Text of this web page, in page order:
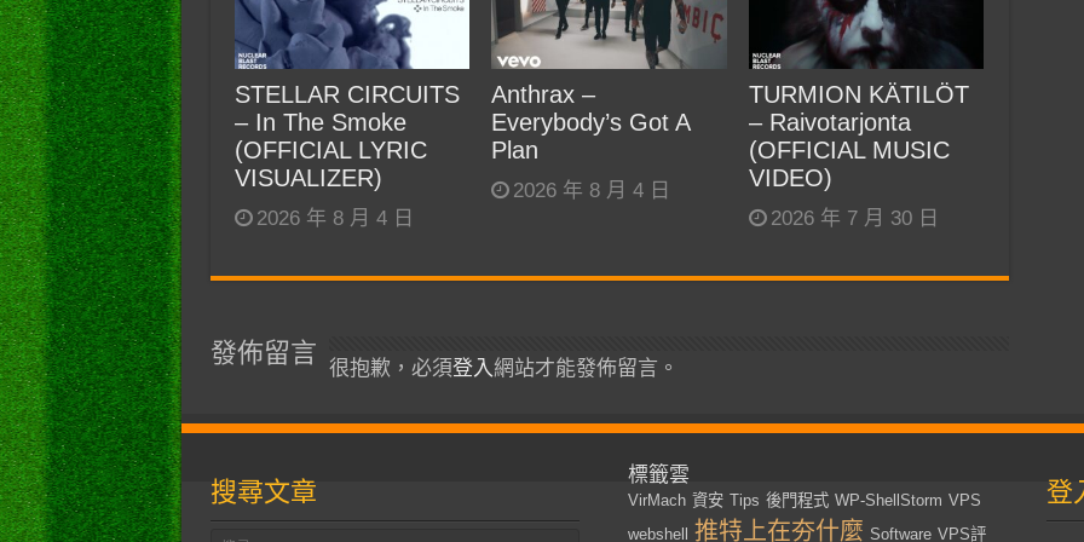
STELLAR CIRCUITS
– In The Smoke
(OFFICIAL LYRIC
VISUALIZER)
2026 年 8 月 4 日
Anthrax –
Everybody’s Got A
Plan
2026 年 8 月 4 日
TURMION KÄTILÖT
– Raivotarjonta
(OFFICIAL MUSIC
VIDEO)
2026 年 7 月 30 日
發佈留言
很抱歉，必須登入網站才能發佈留言。
搜尋文章
標籤雲
VirMach 資安 Tips 後門程式 WP-ShellStorm VPS
webshell
推特上在夯什麼 Software VPS評
登